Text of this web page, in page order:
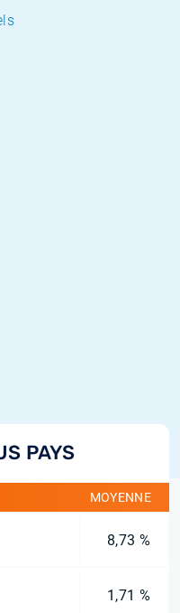
PAYS
MOYENNE
8,73 %
1,71 %